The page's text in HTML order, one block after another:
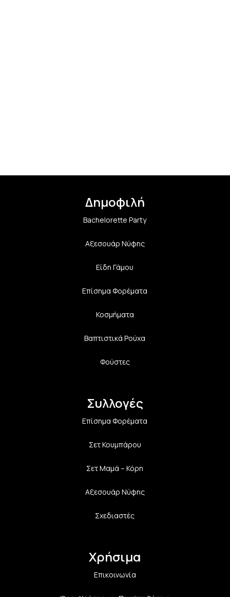
Δημοφιλή
Bachelorette Party
Αξεσουάρ Νύφης
Είδη Γάμου
Επίσημα Φορέματα
Κοσμήματα
Βαπτιστικά Ρούχα
Φούστες
Συλλογές
Επίσημα Φορέματα
Σετ Κουμπάρου
Σετ Μαμά – Κόρη
Αξεσουάρ Νύφης
Σχεδιαστές
Χρήσιμα
Επικοινωνία